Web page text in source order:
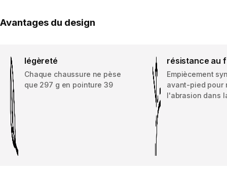
Avantages du design
légèreté
Chaque chaussure ne pèse
que 297 g en pointure 39
résistance au
Empiècement
avant-pied pour
l'abrasion dans